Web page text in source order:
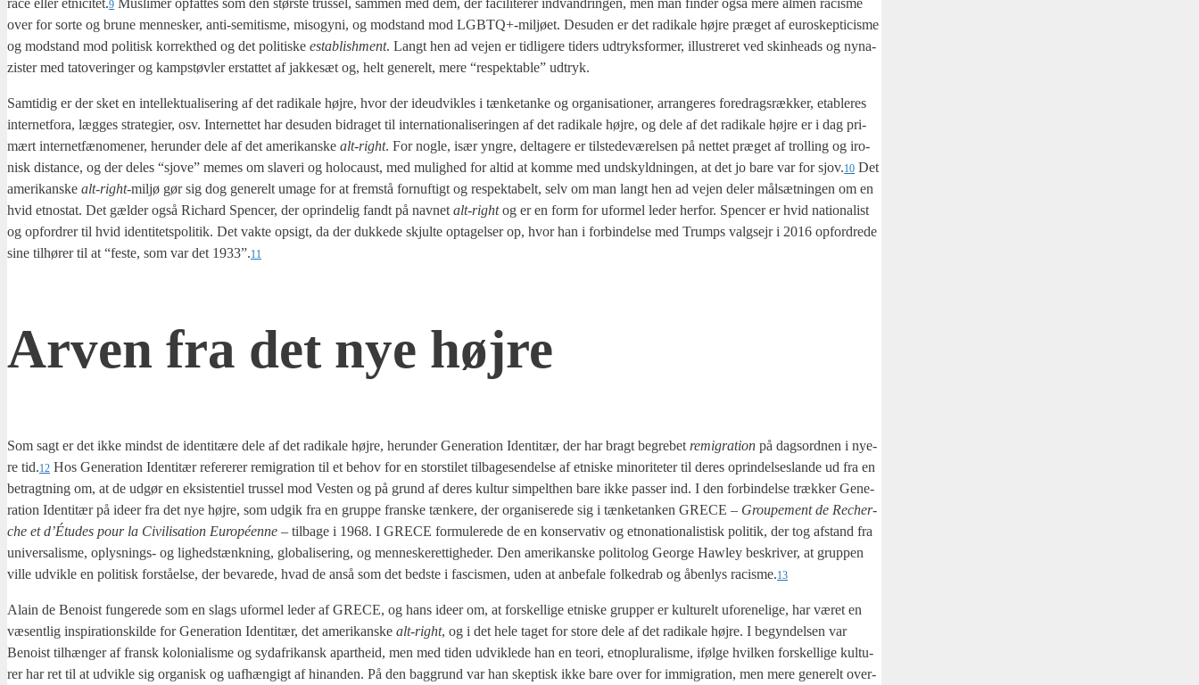
9
over for sor­te og bru­ne men­ne­sker, anti-semi­tis­me, miso­gy­ni, og mod­stand mod LGBTQ+-miljøet. Des­u­den er det radi­ka­le høj­re præ­get af euro­skep­ti­cis­me
og mod­stand mod poli­tisk kor­rek­t­hed og det poli­ti­ske establis­h­ment. Langt hen ad vej­en er tid­li­ge­re tiders udtryks­for­mer, illu­stre­ret ved skin­he­ads og nyna­
zi­ster med tato­ve­rin­ger og kamp­støv­ler erstat­tet af jak­ke­sæt og, helt gene­relt, mere “respek­tab­le” udtryk.
Sam­ti­dig er der sket en intel­lek­tu­a­li­se­ring af det radi­ka­le høj­re, hvor der ide­ud­vik­les i tæn­ket­an­ke og orga­ni­sa­tio­ner, arran­ge­res fored­rags­ræk­ker, etab­le­res
inter­net­fora, læg­ges stra­te­gi­er, osv. Inter­net­tet har des­u­den bidra­get til inter­na­tio­na­li­se­rin­gen af det radi­ka­le høj­re, og dele af det radi­ka­le høj­re er i dag pri­
mært inter­net­fæ­no­me­ner, her­un­der dele af det ame­ri­kan­ske alt-right. For nog­le, især yngre, del­ta­ge­re er til­ste­de­væ­rel­sen på net­tet præ­get af trol­ling og iro­
nisk distan­ce, og der deles “sjove” memes om sla­ve­ri og holo­caust, med mulig­hed for altid at kom­me med und­skyld­nin­gen, at det jo bare var for sjov.10 Det
ame­ri­kan­ske alt-right-mil­jø gør sig dog gene­relt uma­ge for at frem­stå for­nuf­tigt og respek­ta­belt, selv om man langt hen ad vej­en deler mål­sæt­nin­gen om en
hvid etno­stat. Det gæl­der også Richard Spen­cer, der oprin­de­lig fandt på nav­net alt-rightog er en form for ufor­mel leder her­for. Spen­cer er hvid natio­na­list
og opfor­drer til hvid iden­ti­tetspo­li­tik. Det vak­te opsigt, da der duk­ke­de skjul­te opta­gel­ser op, hvor han i for­bin­del­se med Trumps valgsejr i 2016 opfor­dre­de
sine til­hø­rer til at “feste, som var det 1933”.11
Arven fra det nye høj­re
Som sagt er det ikke mindst de iden­ti­tæ­re dele af det radi­ka­le høj­re, her­un­der Gene­ra­tion Iden­ti­tær, der har bragt begre­bet remi­gra­tion på dags­ord­nen i nye­
re tid.12 Hos Gene­ra­tion Iden­ti­tær refe­re­rer remi­gra­tion til et behov for en stor­stilet til­ba­ge­sen­del­se af etni­ske mino­ri­te­ter til deres oprin­del­ses­lan­de ud fra en
betragt­ning om, at de udgør en eksi­sten­ti­el trus­sel mod Vesten og på grund af deres kul­tur sim­pelt­hen bare ikke pas­ser ind. I den for­bin­del­se træk­ker Gene­
ra­tion Iden­ti­tær på ide­er fra det nye høj­re, som udgik fra en grup­pe fran­ske tæn­ke­re, der orga­ni­se­re­de sig i tæn­ket­an­ken GRECE – Grou­pe­ment de Recher­
che et d’Étu­des pour la Civi­li­sa­tion Euro­péen­ne – til­ba­ge i 1968. I GRECE for­mu­le­re­de de en kon­ser­va­tiv og etno­na­tio­na­li­stisk poli­tik, der tog afstand fra
uni­ver­sa­lis­me, oplys­nings- og lig­heds­tænk­ning, glo­ba­li­se­ring, og men­ne­ske­ret­tig­he­der. Den ame­ri­kan­ske poli­to­log Geor­ge Hawley beskri­ver, at grup­pen
vil­le udvik­le en poli­tisk for­stå­el­se, der beva­re­de, hvad de anså som det bed­ste i fascis­men, uden at anbe­fa­le fol­ked­rab og åben­lys racisme.13
Alain de Benoist fun­ge­re­de som en slags ufor­mel leder af GRECE, og hans ide­er om, at for­skel­li­ge etni­ske grup­per er kul­tu­relt ufor­e­ne­li­ge, har været en
væsent­lig inspira­tions­kil­de for Gene­ra­tion Iden­ti­tær, det ame­ri­kan­ske alt-right, og i det hele taget for sto­re dele af det radi­ka­le høj­re. I begyn­del­sen var
Benoist til­hæn­ger af fransk kolo­ni­a­lis­me og syd­afri­kansk apart­heid, men med tiden udvik­le­de han en teo­ri, etnop­lu­ra­lis­me, iføl­ge hvil­ken for­skel­li­ge kul­tu­
rer har ret til at udvik­le sig orga­nisk og uaf­hæn­gigt af hin­an­den. På den bag­grund var han skep­tisk ikke bare over for immi­gra­tion, men mere gene­relt over­